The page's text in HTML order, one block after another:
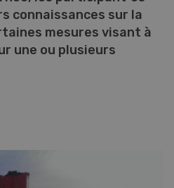
connaissances sur la
mesures visant à
une ou plusieurs